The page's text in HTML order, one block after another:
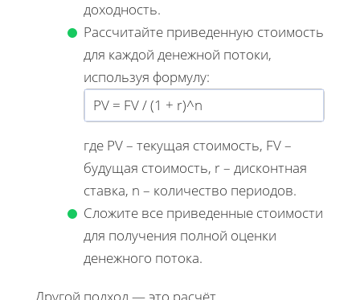
доходность.
Рассчитайте приведенную стоимость
для каждой денежной потоки,
используя формулу:
PV = FV / (1 + r)^n
где PV – текущая стоимость, FV –
будущая стоимость, r – дисконтная
ставка, n – количество периодов.
Сложите все приведенные стоимости
для получения полной оценки
денежного потока.
Другой подход — это расчёт